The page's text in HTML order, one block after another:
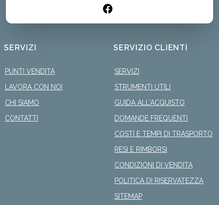
SERVIZI
PUNTI VENDITA
LAVORA CON NOI
CHI SIAMO
CONTATTI
SERVIZIO CLIENTI
SERVIZI
STRUMENTI UTILI
GUIDA ALL'ACQUISTO
DOMANDE FREQUENTI
COSTI E TEMPI DI TRASPORTO
RESI E RIMBORSI
CONDIZIONI DI VENDITA
POLITICA DI RISERVATEZZA
SITEMAP